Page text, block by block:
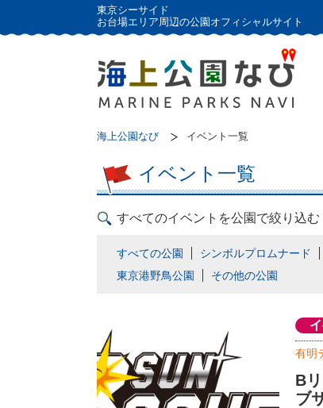
東京シーサイド
お台場エリア周辺の公園オフィシャルサイト
海上公園なび イベント一覧
イベント一覧
すべてのイベントを公園で絞り込む
すべての公園 シンボルプロムナード
東京港野鳥公園
その他の公園
有明
B
ブ